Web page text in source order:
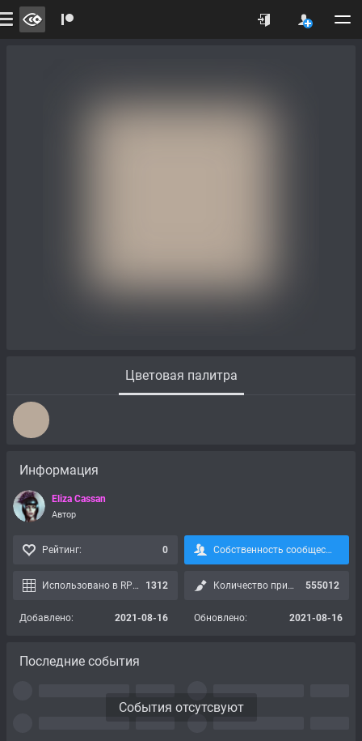
Цветовая палитра
Информация
Eliza Cassan
Автор
Рейтинг: 0 Собственность сообщества, подписка невозможна:
Использовано в RPG картах: 1312 Количество применений: 555012
Добавлено: 2021-08-16 Обновлено: 2021-08-16
Последние события
События отсутсвуют